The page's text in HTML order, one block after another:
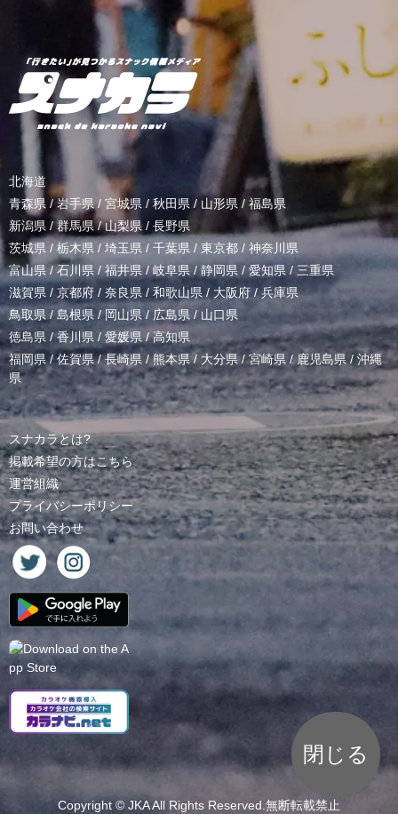
北海道
青森県 / 岩手県/ 宮城県 / 秋田県 / 山形県/ 福島県
新潟県 /群馬県/山梨県 / 長野県
茨城県 / 栃木県 / 埼玉県 / 千葉県 / 東京都 / 神奈川県
富山県 /石川県/福井県/岐阜県 / 静岡県 / 愛知県 / 三重県
滋賀県 / 京都府 / 奈良県 / 和歌山県/ 大阪府 /兵庫県
鳥取県/ 島根県 /岡山県/ 広島県 / 山口県
徳島県 /香川県 / 愛媛県/高知県
福岡県/佐賀県/長崎県 /熊本県/ 大分県/宮崎県 /鹿児島県 / 沖縄
県
スナカラとは?
掲載希望の方はこちら
運営組織
プライバシーポリシー
お問い合わせ
Copyright © JKAAll Rights Reserved.無断転載禁止
閉じる